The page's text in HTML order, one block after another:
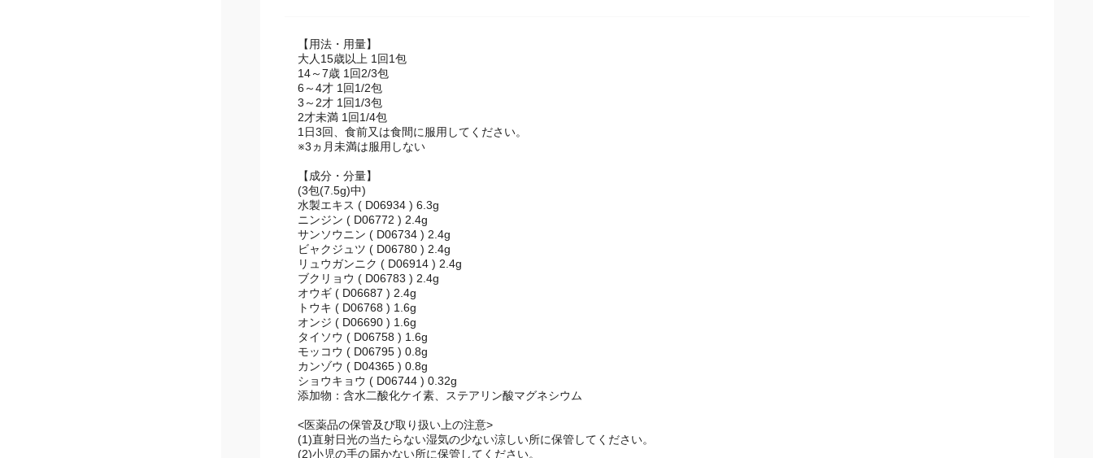
【用法・用量】
大人15歳以上 1回1包
14～7歳 1回2/3包
6～4才 1回1/2包
3～2才 1回1/3包
2才未満 1回1/4包
1日3回、食前又は食間に服用してください。
【成分・分量】
(3包(7.5g)中)
水製エキス ( D06934 ) 6.3g
ニンジン ( D06772 ) 2.4g
サンソウニン ( D06734 ) 2.4g
ビャクジュツ ( D06780 ) 2.4g
リュウガンニク ( D06914 ) 2.4g
ブクリョウ ( D06783 ) 2.4g
オウギ ( D06687 ) 2.4g
トウキ ( D06768 ) 1.6g
オンジ ( D06690 ) 1.6g
タイソウ ( D06758 ) 1.6g
モッコウ ( D06795 ) 0.8g
カンゾウ ( D04365 ) 0.8g
ショウキョウ ( D06744 ) 0.32g
<医薬品の保管及び取り扱い上の注意>